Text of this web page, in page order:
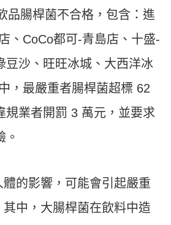
品腸桿菌不合格，包含：進
、CoCo都可-青島店、十盛-
豆沙、旺旺冰城、大西洋冰
，最嚴重者腸桿菌超標 62
規業者開罰 3 萬元，並要求
。
的影響，可能會引起嚴重
中，大腸桿菌在飲料中造